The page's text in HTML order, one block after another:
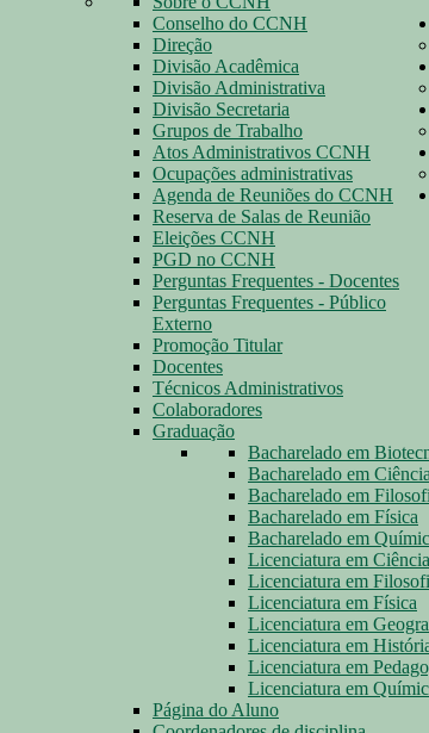
Conselho do CCNH
Direção
Divisão Acadêmica
Divisão Administrativa
Divisão Secretaria
Grupos de Trabalho
Atos Administrativos CCNH
Ocupações administrativas
Agenda de Reuniões do CCNH
Reserva de Salas de Reunião
Eleições CCNH
PGD no CCNH
Perguntas Frequentes - Docentes
Perguntas Frequentes - Público
Externo
Promoção Titular
Docentes
Técnicos Administrativos
Colaboradores
Graduação
Bacharelado em
Bacharelado em
Bacharelado em
Bacharelado em Física
Bacharelado em
Licenciatura em
Licenciatura em
Licenciatura em Física
Licenciatura em
Licenciatura em
Licenciatura em
Licenciatura em
Página do Aluno